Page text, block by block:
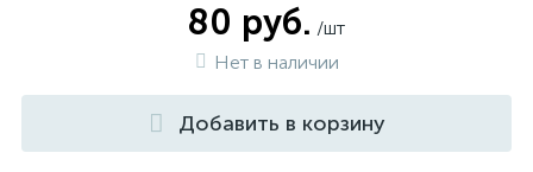
80 руб. /шт
Нет в наличии
Добавить в корзину